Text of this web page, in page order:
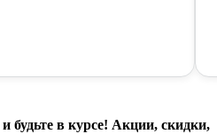
и будьте в курсе! Акции, скидки,